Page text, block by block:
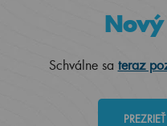
Schválne sa teraz